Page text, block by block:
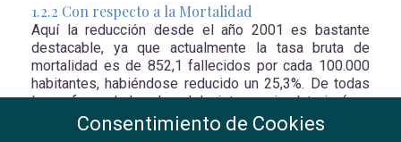
1.2.2 Con respecto a la Mortalidad
Aquí la reducción desde el año 2001 es bastante
destacable, ya que actualmente la tasa bruta de
mortalidad es de 852,1 fallecidos por cada 100.000
habitantes, habiéndose reducido un 25,3%. De todas
las enfermedades, las del sistema circulatorio (que
supone un 29,7% del total de las defunciones) y los
Consentimiento de Cookies